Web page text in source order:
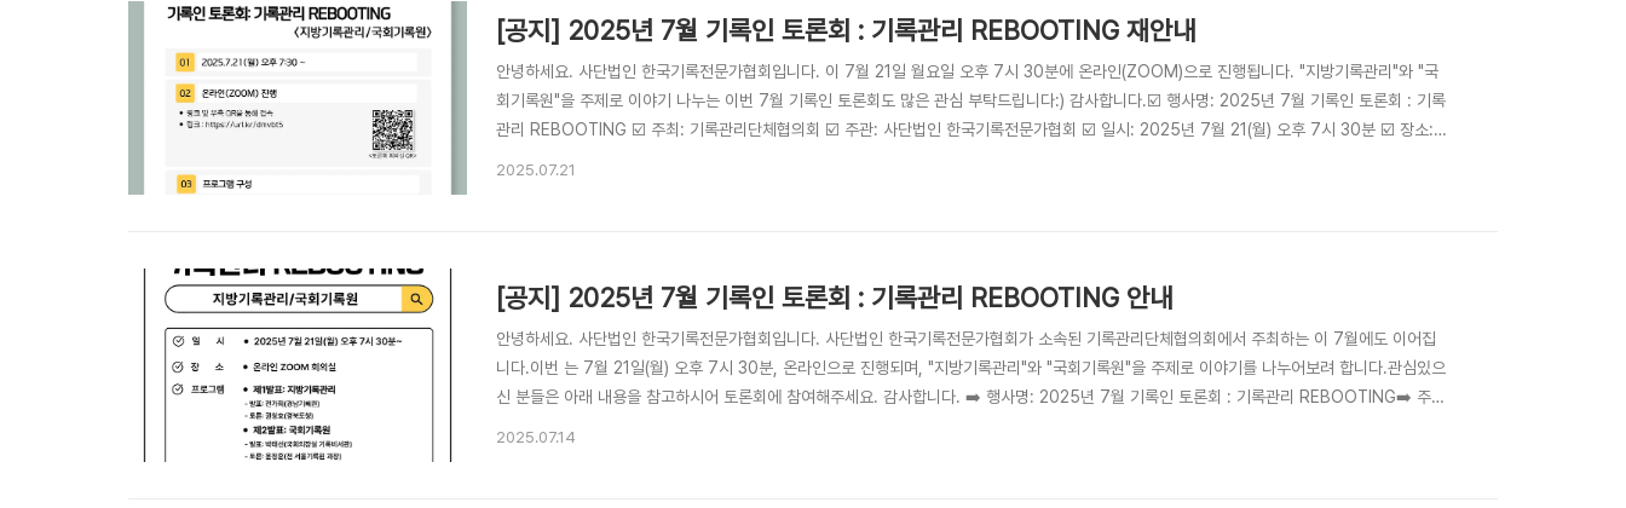
[공지] 2025년 7월 기록인 토론회 : 기록관리 REBOOTING 재안내
안녕하세요. 사단법인 한국기록전문가협회입니다. 이 7월 21일 월요일 오후 7시 30분에 온라인(ZOOM)으로 진행됩니다. "지방기록관리"와 "국
회기록원"을 주제로 이야기 나누는 이번 7월 기록인 토론회도 많은 관심 부탁드립니다:) 감사합니다.☑️ 행사명: 2025년 7월 기록인 토론회 : 기록
관리 REBOOTING ☑️ 주최: 기록관리단체협의회 ☑️ 주관: 사단법인 한국기록전문가협회 ☑️ 일시: 2025년 7월 21(월) 오후 7시 30분 ☑️ 장소:
2025.07.21
[공지] 2025년 7월 기록인 토론회 : 기록관리 REBOOTING 안내
안녕하세요. 사단법인 한국기록전문가협회입니다. 사단법인 한국기록전문가협회가 소속된 기록관리단체협의회에서 주최하는 이 7월에도 이어집
니다.이번 는 7월 21일(월) 오후 7시 30분, 온라인으로 진행되며, "지방기록관리"와 "국회기록원"을 주제로 이야기를 나누어보려 합니다.관심있으
신 분들은 아래 내용을 참고하시어 토론회에 참여해주세요. 감사합니다. ➡️ 행사명: 2025년 7월 기록인 토론회 : 기록관리 REBOOTING➡️ 주
2025.07.14